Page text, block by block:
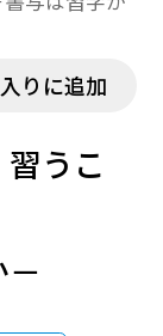
りに追加
うこ